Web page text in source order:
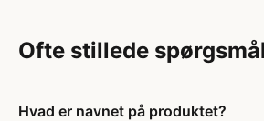
Ofte stillede spørgsmål
Hvad er navnet på produktet?